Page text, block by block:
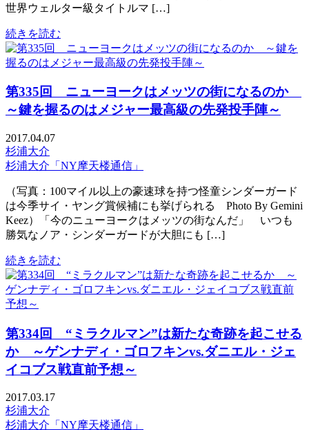
世界ウェルター級タイトルマ […]
続きを読む
第335回 ニューヨークはメッツの街になるのか
～鍵を握るのはメジャー最高級の先発投手陣～
2017.04.07
杉浦大介
杉浦大介「NY摩天楼通信」
（写真：100マイル以上の豪速球を持つ怪童シンダーガード
は今季サイ・ヤング賞候補にも挙げられる Photo By Gemini
Keez）「今のニューヨークはメッツの街なんだ」 いつも
勝気なノア・シンダーガードが大胆にも […]
続きを読む
第334回 “ミラクルマン”は新たな奇跡を起こせる
か ～ゲンナディ・ゴロフキンvs.ダニエル・ジェ
イコブス戦直前予想～
2017.03.17
杉浦大介
杉浦大介「NY摩天楼通信」